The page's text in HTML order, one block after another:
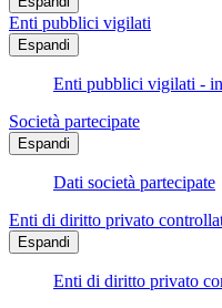
Enti pubblici vigilati
Espandi
Enti pubblici vigilati -
Società partecipate
Espandi
Dati società partecipate
Enti di diritto privato
Espandi
Enti di diritto privato